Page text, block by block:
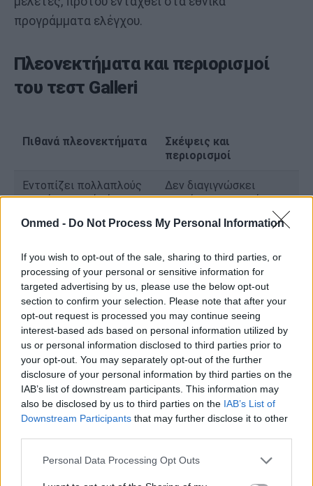
Onmed - Do Not Process My Personal Information
If you wish to opt-out of the sale, sharing to third parties, or
processing of your personal or sensitive information for
targeted advertising by us, please use the below opt-out
section to confirm your selection. Please note that after your
opt-out request is processed you may continue seeing
interest-based ads based on personal information utilized by
us or personal information disclosed to third parties prior to
your opt-out. You may separately opt-out of the further
disclosure of your personal information by third parties on the
IAB’s list of downstream participants. This information may
also be disclosed by us to third parties on the IAB’s List of
Downstream Participants that may further disclose it to other
Personal Data Processing Opt Outs
προγράμματα ελέγχου.
Πλεονεκτήματα και περιορισμοί
του τεστ Galleri
Πιθανά πλεονεκτήματα
Σκέψεις και
περιορισμοί
Εντοπίζει πολλαπλούς
καρκίνους από μία
Δεν διαγιγνώσκει
καρκίνο — απαιτεί
παρακολούθησης
Μπορεί να εντοπίσει
καρκίνους για τους
οποίους δεν υπάρχουν
σχετικές εξετάσεις
διαλογής
Δεν είναι ακόμη ευρέως
διαθέσιμο ή/και δεν
καλύπτεται από τις
περισσότερες
ασφαλιστικές εταιρείες
Υψηλή ακρίβεια (χαμηλό
ποσοστό ψευδώς
θετικών)
Η ευαισθησία ποικίλλει
ανάλογα με τον τύπο
και το στάδιο του
καρκίνου
Μη επεμβατικό και
σε 2-3 εβδομάδες)
Μπορεί να “χάσει” πολύ
σταδίου όγκους
Αν και είναι πολλά υποσχόμενο, οι ειδικοί